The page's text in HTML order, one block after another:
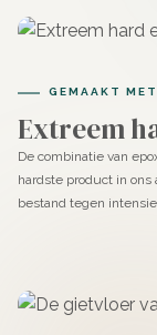
✓ Ideaal voor
horeca
✓ Volledig
gebruik, perfect
druk belopen
GEMAAKT
Extreem
De combinatie van
hardste product in
bestand tegen